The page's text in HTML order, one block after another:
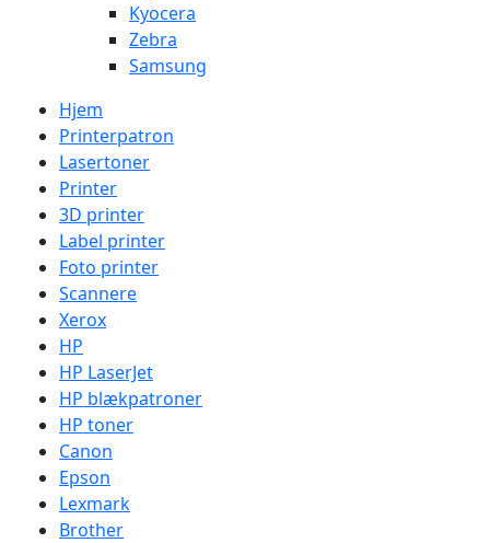
Kyocera
Zebra
Samsung
Hjem
Printerpatron
Lasertoner
Printer
3D printer
Label printer
Foto printer
Scannere
Xerox
HP
HP LaserJet
HP blækpatroner
HP toner
Canon
Epson
Lexmark
Brother